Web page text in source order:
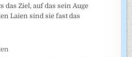
das Ziel, auf das sein Auge
Laien sind sie fast das